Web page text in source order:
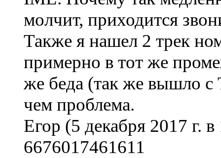
молчит, приходится
Также я нашел 2 трек
примерно в тот же
же беда (так же вышло
чем проблема.
Егор (5 декабря 2017 г.
6676017461611